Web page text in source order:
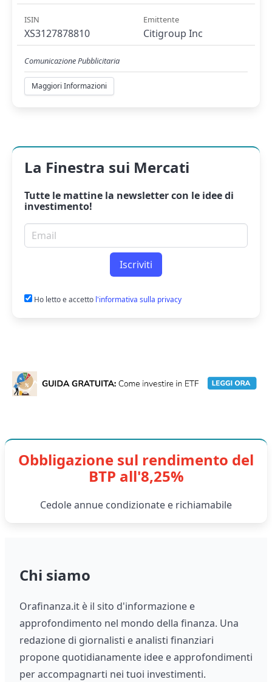
ISIN
XS3127878810
Emittente
Citigroup Inc
Comunicazione Pubblicitaria
Maggiori Informazioni
La Finestra sui Mercati
Tutte le mattine la newslettercon le idee di
investimento!
Email per newsletter
Iscriviti
Ho letto e accetto l'informativa sulla privacy
Obbligazione sul rendimento del
BTP all'8,25%
Cedole annue condizionate e richiamabile
Chi siamo
Orafinanza.it è il sito d'informazione e
approfondimento nel mondo della finanza. Una
redazione di giornalisti e analisti finanziari
propone quotidianamente idee e approfondimenti
per accompagnarti nei tuoi investimenti.